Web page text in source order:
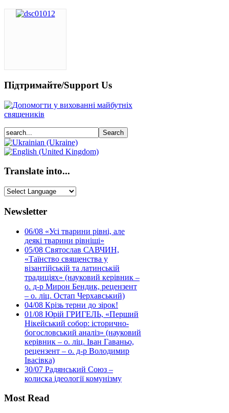
Підтримайте/Support Us
Translate into...
Newsletter
06/08 «Усі тварини рівні, але
деякі тварини рівніші»
05/08 Святослав САВЧИН,
«Таїнство священства у
візантійській та латинській
традиціях» (науковий керівник –
о. д-р Мирон Бендик, рецензент
– о. ліц. Остап Черхавський)
04/08 Крізь терни до зірок!
01/08 Юрій ГРИГЕЛЬ, «Перший
Нікейський собор: історично-
богословський аналіз» (науковий
керівник – о. ліц. Іван Гаваньо,
рецензент – о. д-р Володимир
Івасівка)
30/07 Радянський Союз –
колиска ідеології комунізму
Most Read